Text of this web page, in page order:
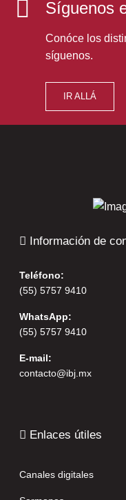
Síguenos
Conóce los
síguenos.
IR ALLÁ
Información de
Teléfono:
(55) 5757 9410
WhatsApp:
(55) 5757 9410
E-mail:
contacto@ibj.mx
Enlaces útiles
Canales digitales